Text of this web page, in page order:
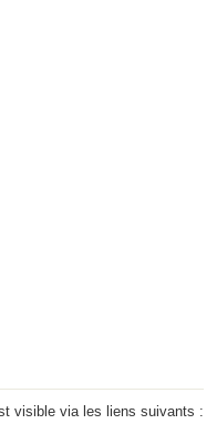
visible via les liens suivants :